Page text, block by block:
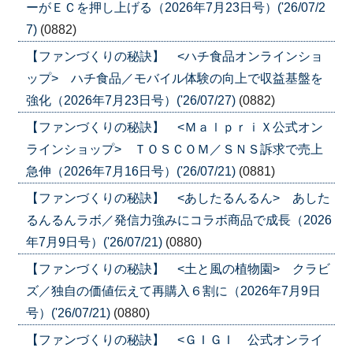
ーがＥＣを押し上げる（2026年7月23日号）('26/07/2
7) (0882)
【ファンづくりの秘訣】 <ハチ食品オンラインショ
ップ> ハチ食品／モバイル体験の向上で収益基盤を
強化（2026年7月23日号）('26/07/27) (0882)
【ファンづくりの秘訣】 <ＭａｌｐｒｉＸ公式オン
ラインショップ> ＴＯＳＣＯＭ／ＳＮＳ訴求で売上
急伸（2026年7月16日号）('26/07/21) (0881)
【ファンづくりの秘訣】 <あしたるんるん> あした
るんるんラボ／発信力強みにコラボ商品で成長（2026
年7月9日号）('26/07/21) (0880)
【ファンづくりの秘訣】 <土と風の植物園> クラビ
ズ／独自の価値伝えて再購入６割に（2026年7月9日
号）('26/07/21) (0880)
【ファンづくりの秘訣】 <ＧＩＧＩ 公式オンライ